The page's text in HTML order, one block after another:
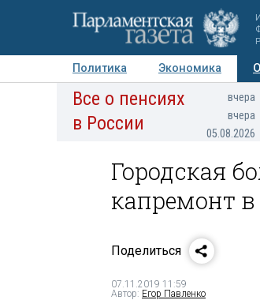
Политика Экономика
Авторы Персоны
Все о пенсиях
в России
вчера
вчера
05.08.2026
Городская
капремонт
Поделиться
07.11.2019 11:59
Автор: Егор Павленко